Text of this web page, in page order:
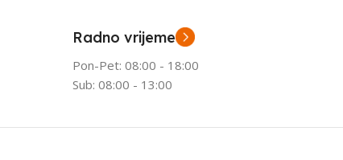
Radno vrijeme
Pon-Pet: 08:00 - 18:00
Sub: 08:00 - 13:00